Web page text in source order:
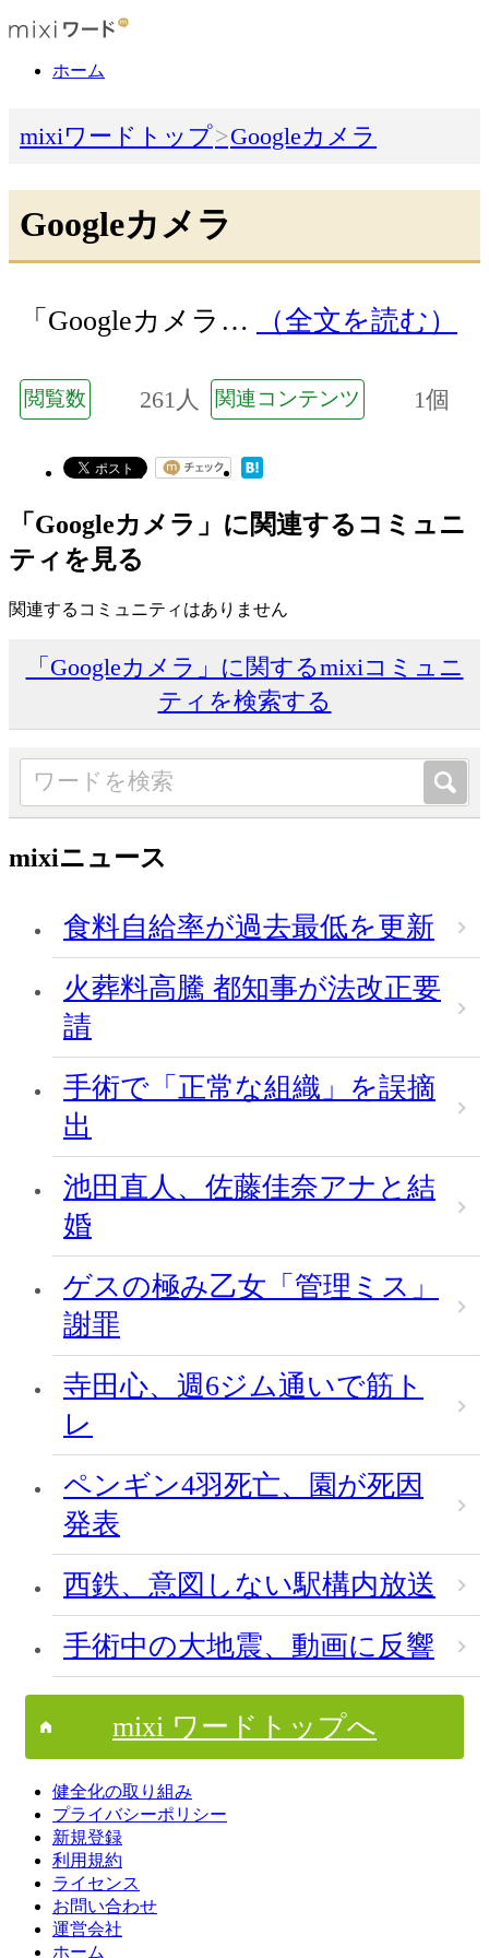
ホーム
mixiワードトップ Googleカメラ
Googleカメラ
「Googleカメラ… （全文を読む）
閲覧数 261人 関連コンテンツ 1個
「Googleカメラ」に関連するコミュニ
ティを見る
関連するコミュニティはありません
「Googleカメラ」に関するmixiコミュニ
ティを検索する
mixiニュース
食料自給率が過去最低を更新
火葬料高騰 都知事が法改正要
請
手術で「正常な組織」を誤摘
出
池田直人、佐藤佳奈アナと結
婚
ゲスの極み乙女「管理ミス」
謝罪
寺田心、週6ジム通いで筋ト
レ
ペンギン4羽死亡、園が死因
発表
西鉄、意図しない駅構内放送
手術中の大地震、動画に反響
mixi ワードトップへ
健全化の取り組み
プライバシーポリシー
新規登録
利用規約
ライセンス
お問い合わせ
運営会社
ホーム